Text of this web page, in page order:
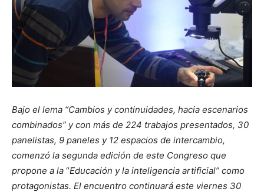
Bajo el lema “Cambios y continuidades, hacia escenarios
combinados” y con más de 224 trabajos presentados, 30
panelistas, 9 paneles y 12 espacios de intercambio,
comenzó la segunda edición de este Congreso que
propone a la “Educación y la inteligencia artificial” como
protagonistas. El encuentro continuará este viernes 30